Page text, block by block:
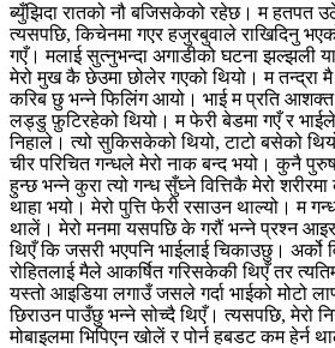
ब्युँझिदा रातको नौ बजिसकेको रहेछ। म हतपत
त्यसपछि, किचेनमा गएर हजुरबुवाले राखिदिनु
गएँ। मलाई सुत्नुभन्दा अगाडीको घटना झल्झली
मेरो मुख कै छेउमा छोलेर गएको थियो। म तन्द्रा
करिब छु भन्ने फिलिंग आयो। भाई म प्रति आशक्त
लड्डु फ़ुटिरहेको थियो। म फेरी बेडमा गएँ र भाईले
निहाले। त्यो सुकिसकेको थियो, टाटो बसेको
चीर परिचित गन्धले मेरो नाक बन्द भयो। कुनै
हुन्छ भन्ने कुरा त्यो गन्ध सुँघ्ने वित्तिकै मेरो
थाहा भयो। मेरो पुत्ति फेरी रसाउन थाल्यो। म
थालें। मेरो मनमा यसपछि के गरौं भन्ने प्रश्न
थिएँ कि जसरी भएपनि भाईलाई चिकाउछु। अर्को
रोहितलाई मैले आकर्षित गरिसकेकी थिएँ तर
यस्तो आइडिया लगाउँ जसले गर्दा भाईको मोटो
छिराउन पाउँछु भन्ने सोच्दै थिएँ। त्यसपछि, मेरो
मोबाइलमा भिपिएन खोलें र पोर्न हबडट कम हेर्न